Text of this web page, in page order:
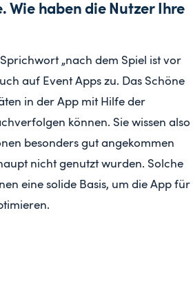
Wie haben die Nutzer Ihre
„nach dem Spiel ist vor
auf Event Apps zu. Das Schöne
in der App mit Hilfe der
können. Sie wissen also
besonders gut angekommen
nicht genutzt wurden. Solche
eine solide Basis, um die App für